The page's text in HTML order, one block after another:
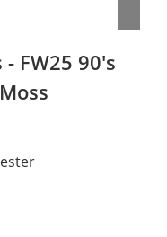
FW25 90's